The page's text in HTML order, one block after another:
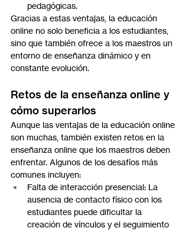
pedagógicas.
Gracias a estas ventajas, la educación
online no solo beneficia a los estudiantes,
sino que también ofrece a los maestros un
entorno de enseñanza dinámico y en
constante evolución.
Retos de la enseñanza online y
cómo superarlos
Aunque las ventajas de la educación online
son muchas, también existen retos en la
enseñanza online que los maestros deben
enfrentar. Algunos de los desafíos más
comunes incluyen:
Falta de interacción presencial: La
ausencia de contacto físico con los
estudiantes puede dificultar la
creación de vínculos y el seguimiento